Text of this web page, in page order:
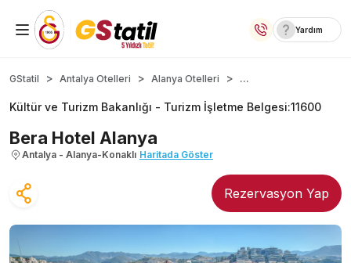
Yurt İçi Oteller
Temalı Oteller
Kıbrıs Otelleri
Lansmana Özel Oteller
Yurt Dışı Turlar
Yardım
GStatil Antalya Otelleri Alanya Otelleri ...
Kültür ve Turizm Bakanlığı - Turizm İşletme Belgesi:11600
Bera Hotel Alanya
Antalya - Alanya-Konaklı Haritada Göster
Rezervasyon Yap